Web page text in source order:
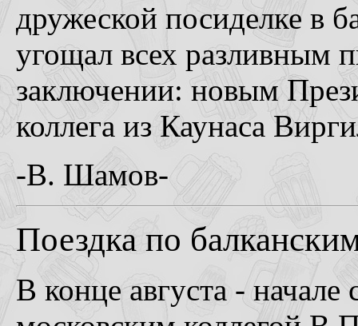
дружеской посиделке в
угощал всех разливным
заключении: новым
коллега из Каунаса
-В. Шамов-
Поездка по
В конце августа - начале